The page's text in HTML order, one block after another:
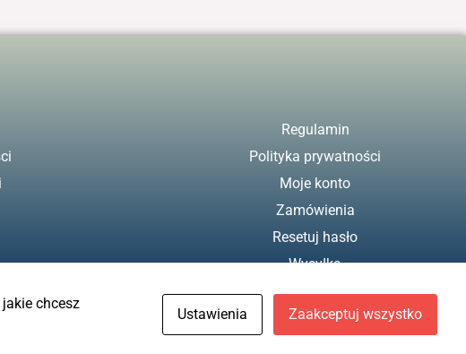
Regulamin
Polityka prywatności
Moje konto
Zamówienia
Resetuj hasło
Wysyłka
Zwroty
Projekt i wykonanieFreeline
chcesz
Ustawienia Zaakceptuj wszystko